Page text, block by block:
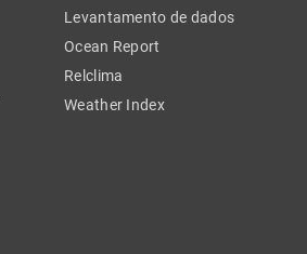
Levantamento de dados
Ocean Report
Relclima
Weather Index